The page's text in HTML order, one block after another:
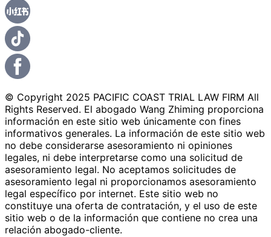
© Copyright 2025 PACIFIC COAST TRIAL LAW FIRM All
Rights Reserved. El abogado Wang Zhiming proporciona
información en este sitio web únicamente con fines
informativos generales. La información de este sitio web
no debe considerarse asesoramiento ni opiniones
legales, ni debe interpretarse como una solicitud de
asesoramiento legal. No aceptamos solicitudes de
asesoramiento legal ni proporcionamos asesoramiento
legal específico por internet. Este sitio web no
constituye una oferta de contratación, y el uso de este
sitio web o de la información que contiene no crea una
relación abogado-cliente.